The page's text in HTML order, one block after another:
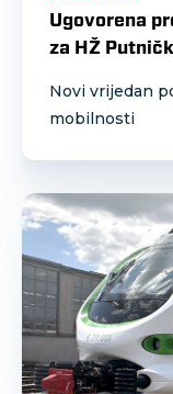
Ugovorena
za HŽ
Novi vrijedan
mobilnosti